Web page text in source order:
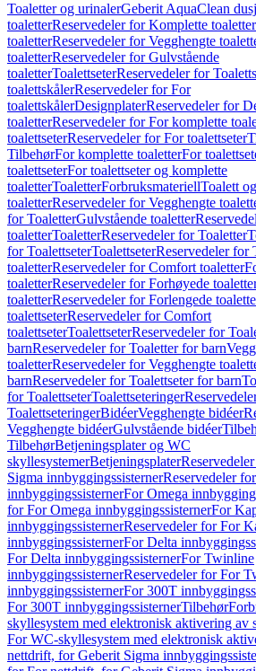
Toaletter og urinalerGeberit AquaClean
toaletterReservedeler for Komplette toaletter
toaletterReservedeler for Vegghengte
toaletterReservedeler for Gulvstående
toaletterToalettseterReservedeler for
toalettskålerReservedeler for For
toalettskålerDesignplaterReservedeler for
toaletterReservedeler for For komplette
toalettseterReservedeler for For toalettseter
TilbehørFor komplette toaletterFor
toalettseterFor toalettseter og komplette
toaletterToaletterForbruksmateriellToalett
toaletterReservedeler for Vegghengte
for ToaletterGulvstående toaletter
toaletterToaletterReservedeler for Toaletter
for ToalettseterToalettseterReservedeler for
toaletterReservedeler for Comfort toaletter
toaletterReservedeler for Forhøyede
toaletterReservedeler for Forlengede
toalettseterReservedeler for Comfort
toalettseterToalettseterReservedeler for
barnReservedeler for Toaletter for barn
toaletterReservedeler for Vegghengte
barnReservedeler for Toalettseter for barn
for ToalettseterToalettseteringer
ToalettseteringerBidéerVegghengte bidéer
Vegghengte bidéerGulvstående bidéer
TilbehørBetjeningsplater og WC
skyllesystemerBetjeningsplater
Sigma innbyggingssisternerReservedeler
innbyggingssisternerFor Omega
for For Omega innbyggingssisternerFor
innbyggingssisternerReservedeler for For
innbyggingssisternerFor Delta
For Delta innbyggingssisternerFor Twinline
innbyggingssisternerReservedeler for For
innbyggingssisternerFor 300T
For 300T innbyggingssisternerTilbehør
skyllesystem med elektronisk aktivering av
For WC-skyllesystem med elektronisk
nettdrift, for Geberit Sigma